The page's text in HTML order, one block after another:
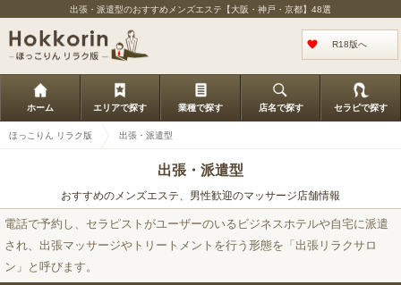
出張・派遣型のおすすめメンズエステ【大阪・神戸・京都】48選
R18版へ
ホーム エリアで探す 業種で探す 店名で探す セラピで探す
ほっこりん リラク版 出張・派遣型
出張・派遣型
おすすめのメンズエステ、男性歓迎のマッサージ店舗情報
電話で予約し、セラピストがユーザーのいるビジネスホテルや自宅に派遣
され、出張マッサージやトリートメントを行う形態を「出張リラクサロ
ン」と呼びます。